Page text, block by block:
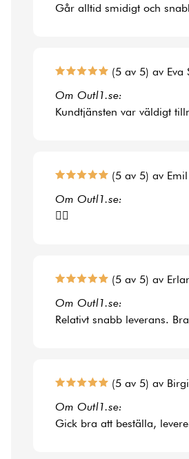
Går alltid smidigt och
(5 av 5) av
Om Outl1.se:
Kundtjänsten var väldigt
(5 av 5) av
Om Outl1.se:
👍🏻
(5 av 5) av
Om Outl1.se:
Relativt snabb leverans.
(5 av 5) av
Om Outl1.se:
Gick bra att beställa,